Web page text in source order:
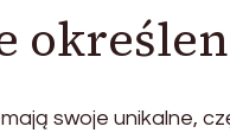
swoje unikalne,